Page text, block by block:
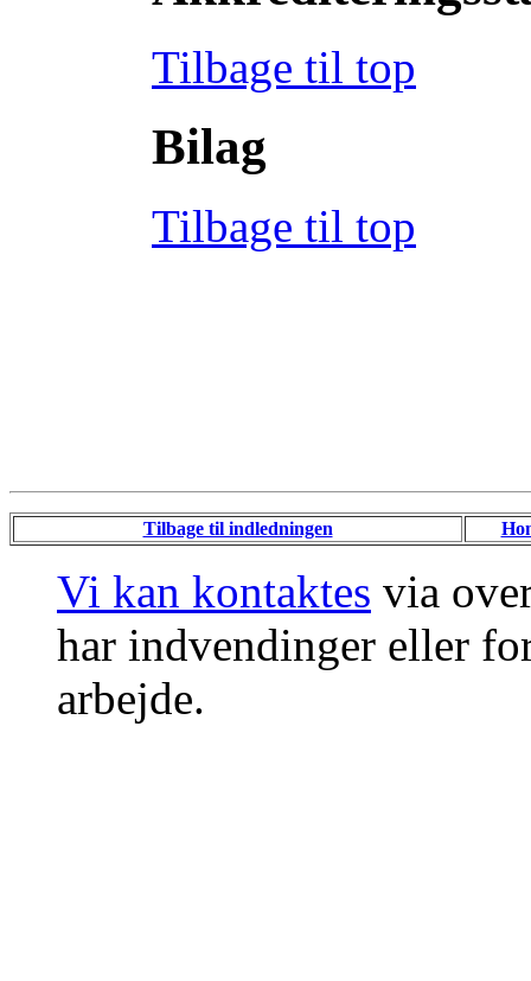
Tilbage til top
Bilag
Tilbage til top
Tilbage til indledningen
Vi kan kontaktes via
har indvendinger eller
arbejde.